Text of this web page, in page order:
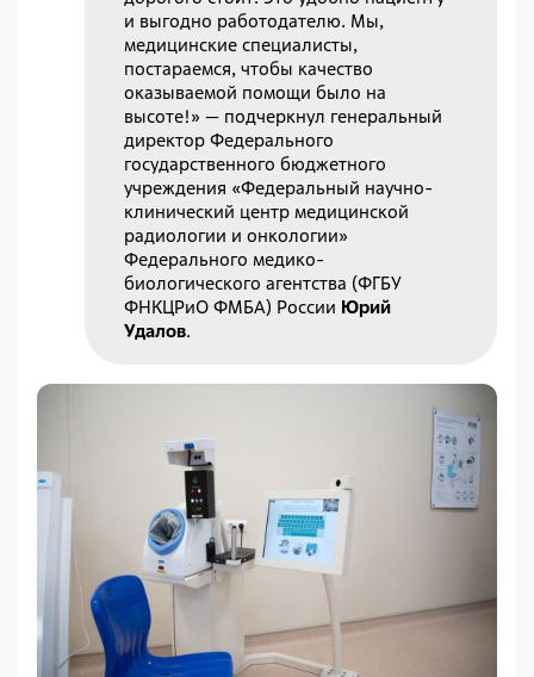
и выгодно работодателю. Мы,
медицинские специалисты,
постараемся, чтобы качество
оказываемой помощи было на
высоте!» — подчеркнул генеральный
директор Федерального
государственного бюджетного
учреждения «Федеральный научно-
клинический центр медицинской
радиологии и онкологии»
Федерального медико-
биологического агентства (ФГБУ
ФНКЦРиО ФМБА) России Юрий
Удалов.